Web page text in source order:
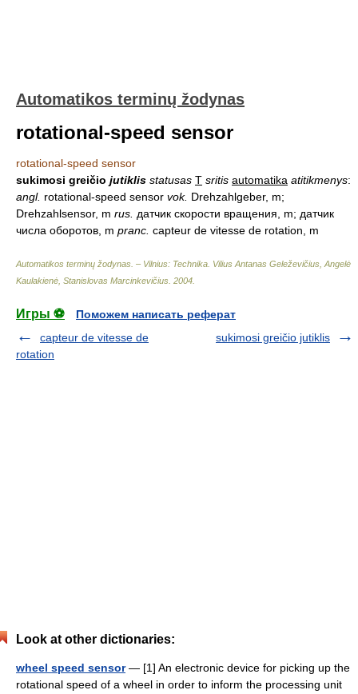
Automatikos terminų žodynas
rotational-speed sensor
rotational-speed sensor
sukimosi greičio jutiklis statusas T sritis automatika atitikmenys:
angl. rotational-speed sensor vok. Drehzahlgeber, m;
Drehzahlsensor, m rus. датчик скорости вращения, m; датчик
числа оборотов, m pranc. capteur de vitesse de rotation, m
Automatikos terminų žodynas. – Vilnius: Technika Vilius Antanas Geleževičius, Angelė
Kaulakienė, Stanislovas Marcinkevičius 2004
Игры ⚽
Поможем написать реферат
capteur de vitesse de
rotation
sukimosi greičio jutiklis
Look at other dictionaries:
wheel speed sensor— [1] An electronic device for picking up the
rotational speed of a wheel in order to inform the processing unit